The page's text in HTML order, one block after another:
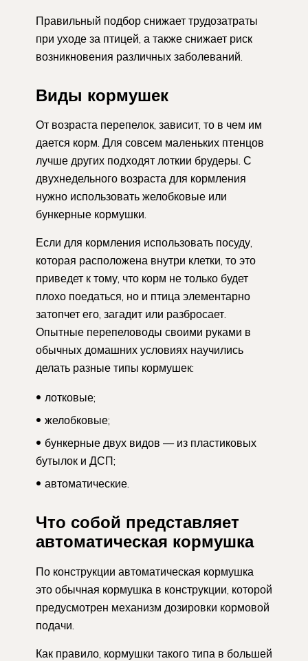
Правильный подбор снижает трудозатраты
при уходе за птицей, а также снижает риск
возникновения различных заболеваний.
Виды кормушек
От возраста перепелок, зависит, то в чем им
дается корм. Для совсем маленьких птенцов
лучше других подходят лоткии брудеры. С
двухнедельного возраста для кормления
нужно использовать желобковые или
бункерные кормушки.
Если для кормления использовать посуду,
которая расположена внутри клетки, то это
приведет к тому, что корм не только будет
плохо поедаться, но и птица элементарно
затопчет его, загадит или разбросает.
Опытные перепеловоды своими руками в
обычных домашних условиях научились
делать разные типы кормушек:
лотковые;
желобковые;
бункерные двух видов — из пластиковых
бутылок и ДСП;
автоматические.
Что собой представляет
автоматическая кормушка
По конструкции автоматическая кормушка
это обычная кормушка в конструкции, которой
предусмотрен механизм дозировки кормовой
подачи.
Как правило, кормушки такого типа в большей